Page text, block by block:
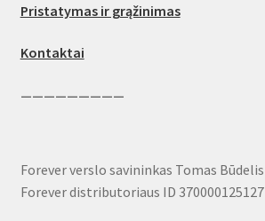
Pristatymas ir grąžinimas
Kontaktai
—————————
Forever verslo savininkas Tomas Būdelis
Forever distributoriaus ID 370000125127